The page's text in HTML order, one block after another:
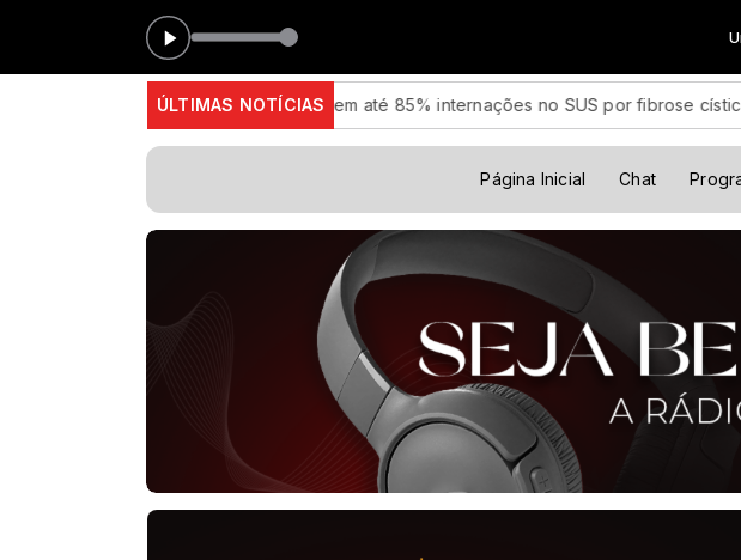
Unirp Hits das
ÚLTIMAS NOTÍCIAS
Medicamento reduz em até 85% internações no SUS por fibrose cística Rio
Página Inicial Chat